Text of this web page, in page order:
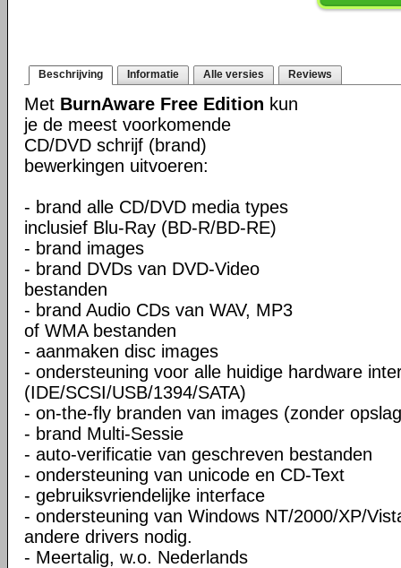
Beschrijving Informatie Alle versies Reviews
Met BurnAware Free Edition kun
je de meest voorkomende
CD/DVD schrijf (brand)
bewerkingen uitvoeren:
- brand alle CD/DVD media types
inclusief Blu-Ray (BD-R/BD-RE)
- brand images
- brand DVDs van DVD-Video
bestanden
- brand Audio CDs van WAV, MP3
of WMA bestanden
- aanmaken disc images
- ondersteuning voor alle huidige hardware
(IDE/SCSI/USB/1394/SATA)
- on-the-fly branden van images (zonder
- brand Multi-Sessie
- auto-verificatie van geschreven bestanden
- ondersteuning van unicode en CD-Text
- gebruiksvriendelijke interface
- ondersteuning van Windows NT/2000/XP/
andere drivers nodig.
- Meertalig, w.o. Nederlands